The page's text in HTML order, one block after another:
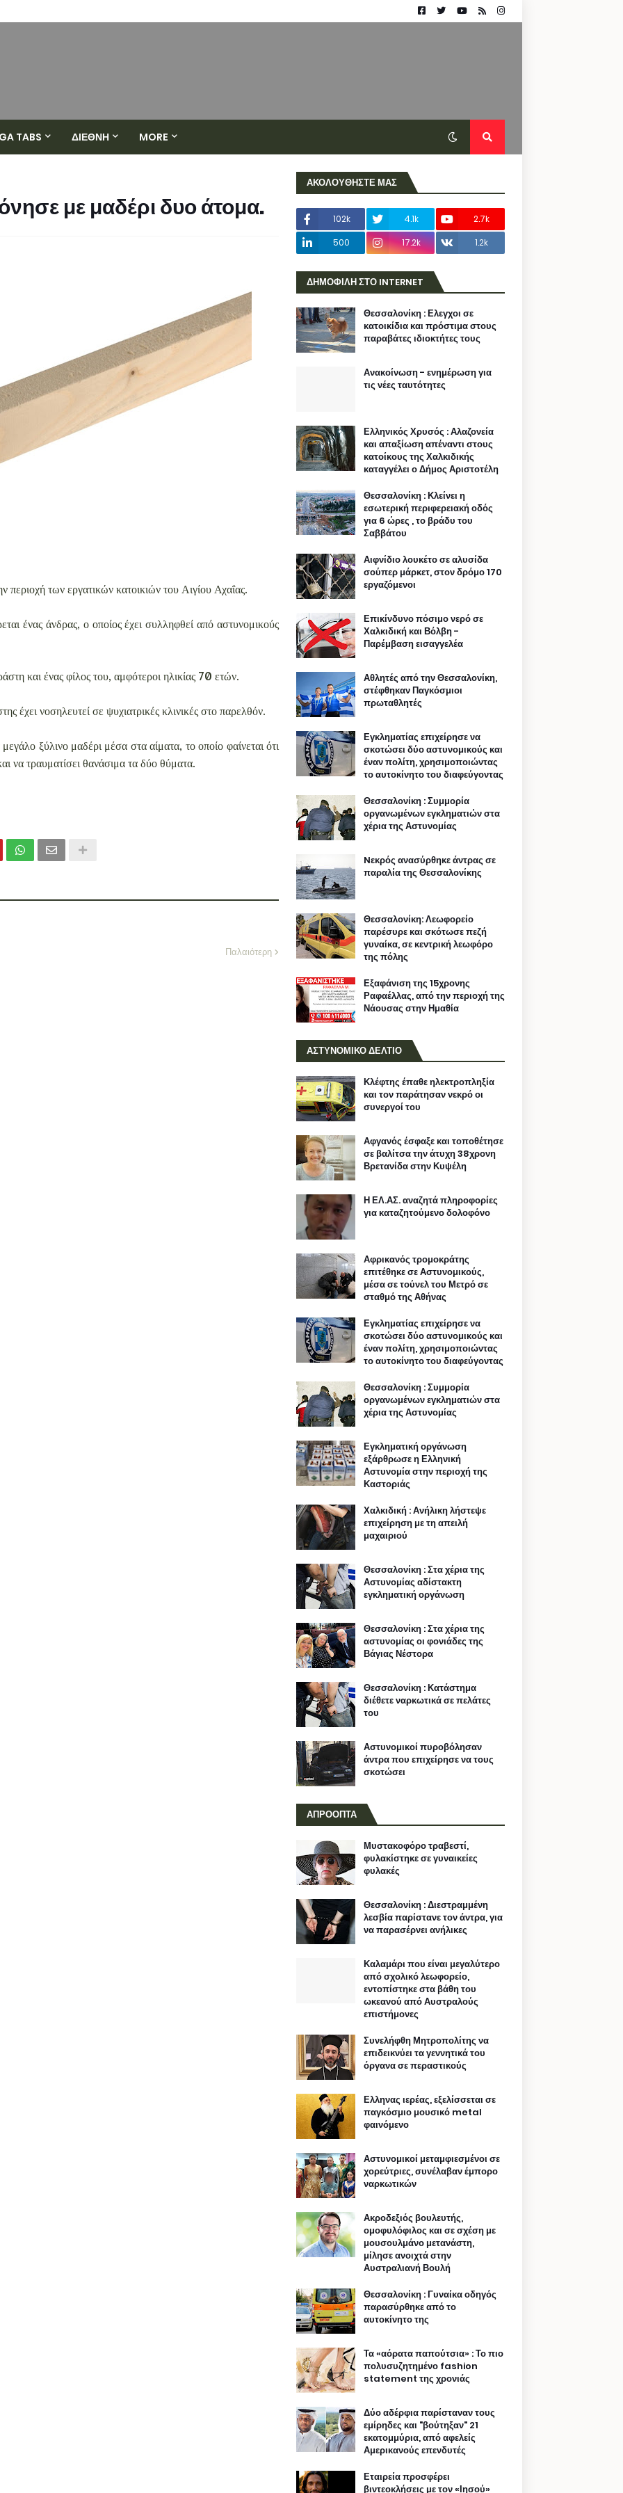
TABS ΔΙΕΘΝΗ MORE
με μαδέρι δυο άτομα.
των εργατικών κατοικιών του Αιγίου Αχαΐας.
ένας άνδρας, ο οποίος έχει συλληφθεί από αστυνομικούς
και ένας φίλος του, αμφότεροι ηλικίας 70 ετών.
έχει νοσηλευτεί σε ψυχιατρικές κλινικές στο παρελθόν.
ξύλινο μαδέρι μέσα στα αίματα, το οποίο φαίνεται ότι
να τραυματίσει θανάσιμα τα δύο θύματα.
Παλαιότερη
ΑΚΟΛΟΥΘΗΣΤΕ ΜΑΣ
102k 4.1k
2.7k
500
17.2k 1.2k
ΔΗΜΟΦΙΛΗ ΣΤΟ INTERNET
Θεσσαλονίκη : Ελεγχοι σε
κατοικίδια και πρόστιμα στους
παραβάτες ιδιοκτήτες τους
Ανακοίνωση - ενημέρωση για
τις νέες ταυτότητες
Ελληνικός Χρυσός : Αλαζονεία
και απαξίωση απέναντι στους
κατοίκους της Χαλκιδικής
καταγγέλει ο Δήμος Αριστοτέλη
Θεσσαλονίκη : Κλείνει η
εσωτερική περιφερειακή οδός
για 6 ώρες , το βράδυ του
Σαββάτου
Αιφνίδιο λουκέτο σε αλυσίδα
σούπερ μάρκετ, στον δρόμο 170
εργαζόμενοι
Επικίνδυνο πόσιμο νερό σε
Χαλκιδική και Βόλβη -
Παρέμβαση εισαγγελέα
Αθλητές από την Θεσσαλονίκη,
στέφθηκαν Παγκόσμιοι
πρωταθλητές
Εγκληματίας επιχείρησε να
σκοτώσει δύο αστυνομικούς και
έναν πολίτη, χρησιμοποιώντας
το αυτοκίνητο του διαφεύγοντας
Θεσσαλονίκη : Συμμορία
οργανωμένων εγκληματιών στα
χέρια της Αστυνομίας
Nεκρός ανασύρθηκε άντρας σε
παραλία της Θεσσαλονίκης
Θεσσαλονίκη: Λεωφορείο
παρέσυρε και σκότωσε πεζή
γυναίκα, σε κεντρική λεωφόρο
της πόλης
Εξαφάνιση της 15χρονης
Ραφαέλλας, από την περιοχή της
Νάουσας στην Ημαθία
ΑΣΤΥΝΟΜΙΚΟ ΔΕΛΤΙΟ
Κλέφτης έπαθε ηλεκτροπληξία
και τον παράτησαν νεκρό οι
συνεργοί του
Αφγανός έσφαξε και τοποθέτησε
σε βαλίτσα την άτυχη 38χρονη
Βρετανίδα στην Κυψέλη
Η ΕΛ.ΑΣ. αναζητά πληροφορίες
για καταζητούμενο δολοφόνο
Αφρικανός τρομοκράτης
επιτέθηκε σε Αστυνομικούς,
μέσα σε τούνελ του Μετρό σε
σταθμό της Αθήνας
Εγκληματίας επιχείρησε να
σκοτώσει δύο αστυνομικούς και
έναν πολίτη, χρησιμοποιώντας
το αυτοκίνητο του διαφεύγοντας
Θεσσαλονίκη : Συμμορία
οργανωμένων εγκληματιών στα
χέρια της Αστυνομίας
Εγκληματική οργάνωση
εξάρθρωσε η Ελληνική
Αστυνομία στην περιοχή της
Καστοριάς
Χαλκιδική : Ανήλικη λήστεψε
επιχείρηση με τη απειλή
μαχαιριού
Θεσσαλονίκη : Στα χέρια της
Αστυνομίας αδίστακτη
εγκληματική οργάνωση
Θεσσαλονίκη : Στα χέρια της
αστυνομίας οι φονιάδες της
Βάγιας Νέστορα
Θεσσαλονίκη : Κατάστημα
διέθετε ναρκωτικά σε πελάτες
του
Αστυνομικοί πυροβόλησαν
άντρα που επιχείρησε να τους
σκοτώσει
ΑΠΡΟΟΠΤΑ
Μυστακοφόρο τραβεστί,
φυλακίστηκε σε γυναικείες
φυλακές
Θεσσαλονίκη : Διεστραμμένη
λεσβία παρίστανε τον άντρα, για
να παρασέρνει ανήλικες
Καλαμάρι που είναι μεγαλύτερο
από σχολικό λεωφορείο,
εντοπίστηκε στα βάθη του
ωκεανού από Αυστραλούς
επιστήμονες
Συνελήφθη Μητροπολίτης να
επιδεικνύει τα γεννητικά του
όργανα σε περαστικούς
Ελληνας ιερέας, εξελίσσεται σε
παγκόσμιο μουσικό metal
φαινόμενο
Αστυνομικοί μεταμφιεσμένοι σε
χορεύτριες, συνέλαβαν έμπορο
ναρκωτικών
Ακροδεξιός βουλευτής,
ομοφυλόφιλος και σε σχέση με
μουσουλμάνο μετανάστη,
μίλησε ανοιχτά στην
Αυστραλιανή Βουλή
Θεσσαλονίκη : Γυναίκα οδηγός
παρασύρθηκε από το
αυτοκίνητο της
Τα «αόρατα παπούτσια» : Το πιο
πολυσυζητημένο fashion
statement της χρονιάς
Δύο αδέρφια παρίσταναν τους
εμίρηδες και "βούτηξαν" 21
εκατομμύρια, από αφελείς
Αμερικανούς επενδυτές
Εταιρεία προσφέρει
βιντεοκλήσεις με τον «Ιησού»